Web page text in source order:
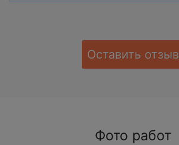
Оставить отзыв
Фото работ